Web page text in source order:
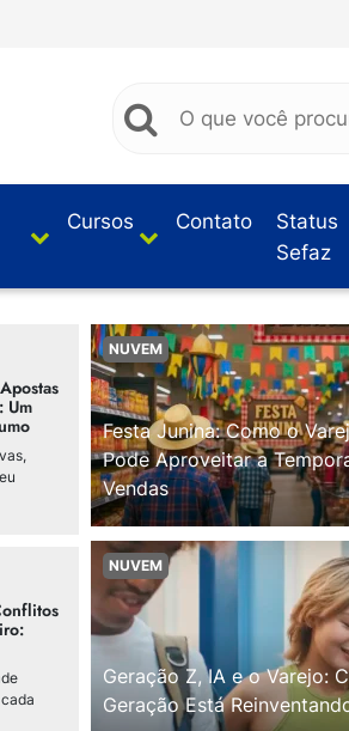
Cursos Contato
Status
Sefaz
Um
NUVEM
Festa Junina: Como o
Pode Aproveitar a
Vendas
NUVEM
Geração Z, IA e o Varejo:
Geração Está